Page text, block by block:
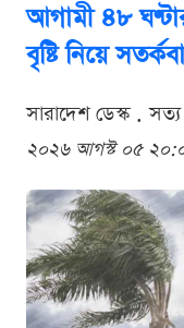
আগামী ৪৮
বৃষ্টি নিয়ে
সারাদেশ ডেস্ক .
২০২৬ আগস্ট ০৫